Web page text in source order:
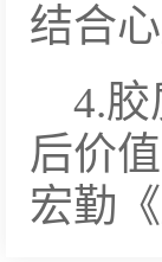
结合
4.
后价
宏勤